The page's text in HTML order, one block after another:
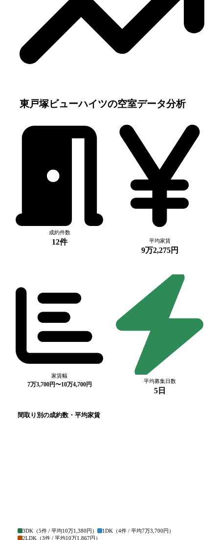
東戸塚ビューハイツの空室データ分析
成約件数
12件 平均家賃
9万2,275円
家賃幅
7万3,700円〜10万4,700円
平均募集日数
5日
間取り別の成約数・平均家賃
3DK （5件 / 平均10万1,380円） 1DK （4件 / 平均7万3,700円）
2LDK （3件 / 平均10万1,867円）